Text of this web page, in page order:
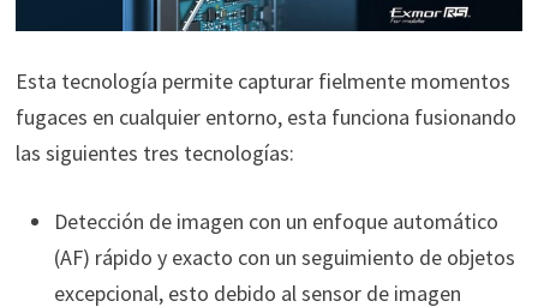
Esta tecnología permite capturar fielmente momentos
fugaces en cualquier entorno, esta funciona fusionando
las siguientes tres tecnologías:
Detección de imagen con un enfoque automático
(AF) rápido y exacto con un seguimiento de objetos
excepcional, esto debido al sensor de imagen